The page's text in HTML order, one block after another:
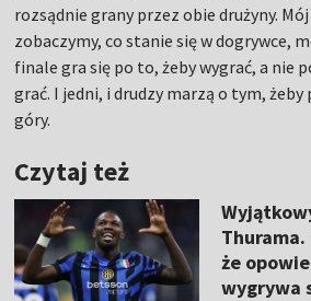
rozsądnie grany przez obie drużyny.
zobaczymy, co stanie się w dogrywce,
finale gra się po to, żeby wygrać, a nie
grać. I jedni, i drudzy marzą o tym, żeby
góry.
Czytaj też
że
wygrywa